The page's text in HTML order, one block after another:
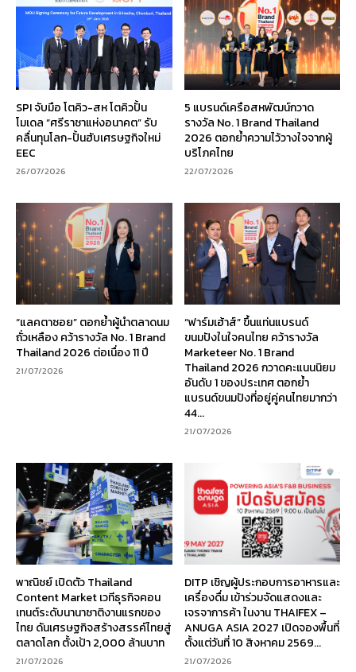
SPI จับมือ โตคิว-สห โตคิวปั้น
โมเดล “ศรีราชาแห่งอนาคต” รับ
คลื่นทุนโลก-ปั้นฮับเศรษฐกิจใหม่
EEC
26/07/2026
5 แบรนด์เครือสหพัฒน์กวาด
รางวัล No. 1 Brand Thailand
2026 ตอกย้ำความไว้วางใจจากผู้
บริโภคไทย
22/07/2026
“แลคตาซอย” ตอกย้ำผู้นำตลาดนม
ถั่วเหลือง คว้ารางวัล No. 1 Brand
Thailand 2026 ต่อเนื่อง 11 ปี
21/07/2026
“ฟาร์มเฮ้าส์” ขึ้นแท่นแบรนด์
ขนมปังในใจคนไทย คว้ารางวัล
Marketeer No. 1 Brand
Thailand 2026 กวาดคะแนนนิยม
อันดับ 1 ของประเทศ ตอกย้ำ
แบรนด์ขนมปังที่อยู่คู่คนไทยมากว่า
44...
21/07/2026
พาณิชย์ เปิดตัว Thailand
Content Market เวทีธุรกิจคอน
เทนต์ระดับนานาชาติงานแรกของ
ไทย ดันเศรษฐกิจสร้างสรรค์ไทยสู่
ตลาดโลก ตั้งเป้า 2,000 ล้านบาท
21/07/2026
DITP เชิญผู้ประกอบการอาหารและ
เครื่องดื่ม เข้าร่วมจัดแสดงและ
เจรจาการค้า ในงาน THAIFEX –
ANUGA ASIA 2027 เปิดจองพื้นที่
ตั้งแต่วันที่ 10 สิงหาคม 2569...
21/07/2026